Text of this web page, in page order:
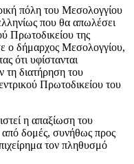
πόλη του Μεσολογγίου
που θα απωλέσει
Πρωτοδικείου της
ο δήμαρχος Μεσολογγίου,
ότι υφίστανται
τη διατήρηση του
Πρωτοδικείου του
η απαξίωση του
δομές, συνήθως προς
τον πληθυσμό